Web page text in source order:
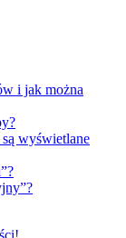
i jak można
wyświetlane